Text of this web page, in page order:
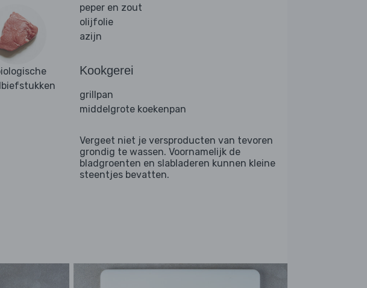
peper en zout
olijfolie
azijn
Kookgerei
grillpan
middelgrote koekenpan
Vergeet niet je versproducten van tevoren
grondig te wassen. Voornamelijk de
bladgroenten en slabladeren kunnen kleine
steentjes bevatten.